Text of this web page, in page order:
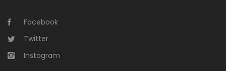
Facebook
Twitter
Instagram